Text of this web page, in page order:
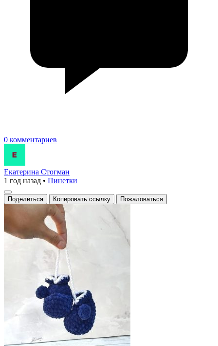
0 комментариев
Екатерина Стогман
1 год назад • Пинетки
Поделиться Копировать ссылку Пожаловаться